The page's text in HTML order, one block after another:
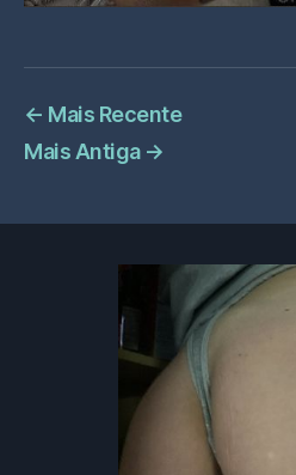
← Mais Recente
Mais Antiga →